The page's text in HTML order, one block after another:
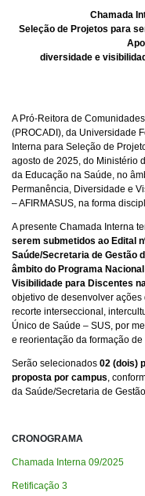
Chamada
Seleção de Projetos para
diversidade e
A Pró-Reitora de
(PROCADI), da Universidade
Interna para Seleção de
agosto de 2025, do Ministério
da Educação na Saúde, no
Permanência, Diversidade e
– AFIRMASUS, na forma
A presente Chamada Interna
serem submetidos ao Edital
Saúde/Secretaria de Gestão
âmbito do Programa
Visibilidade para Discentes
objetivo de desenvolver
recorte interseccional,
Único de Saúde – SUS, por
e reorientação da formação
Serão selecionados 02 (dois)
proposta por campus,
da Saúde/Secretaria de
CRONOGRAMA
Chamada Interna 09/2025
Retificação 3